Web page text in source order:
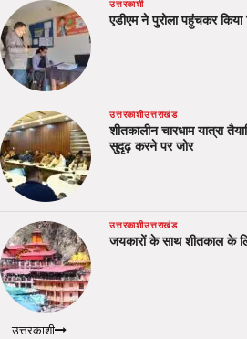
उत्तरकाशी
एडीएम ने पुरोला पहुंचकर किया
उत्तरकाशीउत्तराखंड
शीतकालीन चारधाम यात्रा
सुदृढ़ करने पर जोर
उत्तरकाशीउत्तराखंड
जयकारों के साथ शीतकाल के
उत्तरकाशी